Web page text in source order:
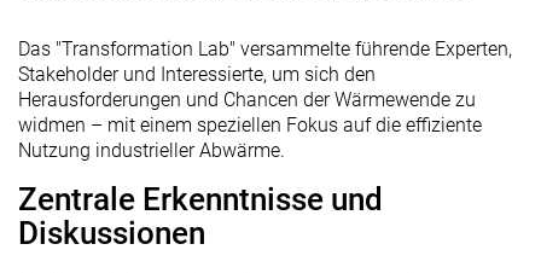
Das "Transformation Lab" versammelte führende Experten,
Stakeholder und Interessierte, um sich den
Herausforderungen und Chancen der Wärmewende zu
widmen – mit einem speziellen Fokus auf die effiziente
Nutzung industrieller Abwärme.
Zentrale Erkenntnisse und
Diskussionen